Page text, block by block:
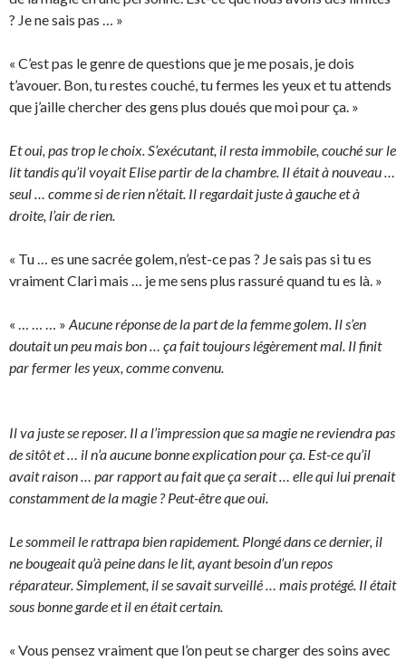
? Je ne sais pas … »
« C’est pas le genre de questions que je me posais, je dois
t’avouer. Bon, tu restes couché, tu fermes les yeux et tu attends
que j’aille chercher des gens plus doués que moi pour ça. »
Et oui, pas trop le choix. S’exécutant, il resta immobile, couché sur le
lit tandis qu’il voyait Elise partir de la chambre. Il était à nouveau …
seul … comme si de rien n’était. Il regardait juste à gauche et à
droite, l’air de rien.
« Tu … es une sacrée golem, n’est-ce pas ? Je sais pas si tu es
vraiment Clari mais … je me sens plus rassuré quand tu es là. »
« … … … » Aucune réponse de la part de la femme golem. Il s’en
doutait un peu mais bon … ça fait toujours légèrement mal. Il finit
par fermer les yeux, comme convenu.
Il va juste se reposer. Il a l’impression que sa magie ne reviendra pas
de sitôt et … il n’a aucune bonne explication pour ça. Est-ce qu’il
avait raison … par rapport au fait que ça serait … elle qui lui prenait
constamment de la magie ? Peut-être que oui.
Le sommeil le rattrapa bien rapidement. Plongé dans ce dernier, il
ne bougeait qu’à peine dans le lit, ayant besoin d’un repos
réparateur. Simplement, il se savait surveillé … mais protégé. Il était
sous bonne garde et il en était certain.
« Vous pensez vraiment que l’on peut se charger des soins avec